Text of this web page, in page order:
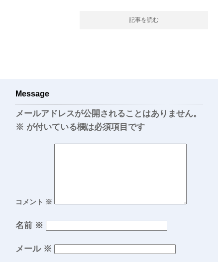
記事を読む
Message
メールアドレスが公開されることはありません。
※ が付いている欄は必須項目です
コメント ※
名前 ※
メール ※